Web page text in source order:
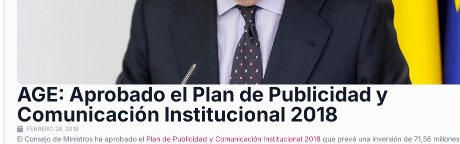
AGE: Aprobado el Plan de Publicidad y
Comunicación Institucional 2018
FEBRERO 28, 2018
El Consejo de Ministros ha aprobado el Plan de Publicidad y Comunicación Institucional 2018 que prevé una inversión de 71,56 millones